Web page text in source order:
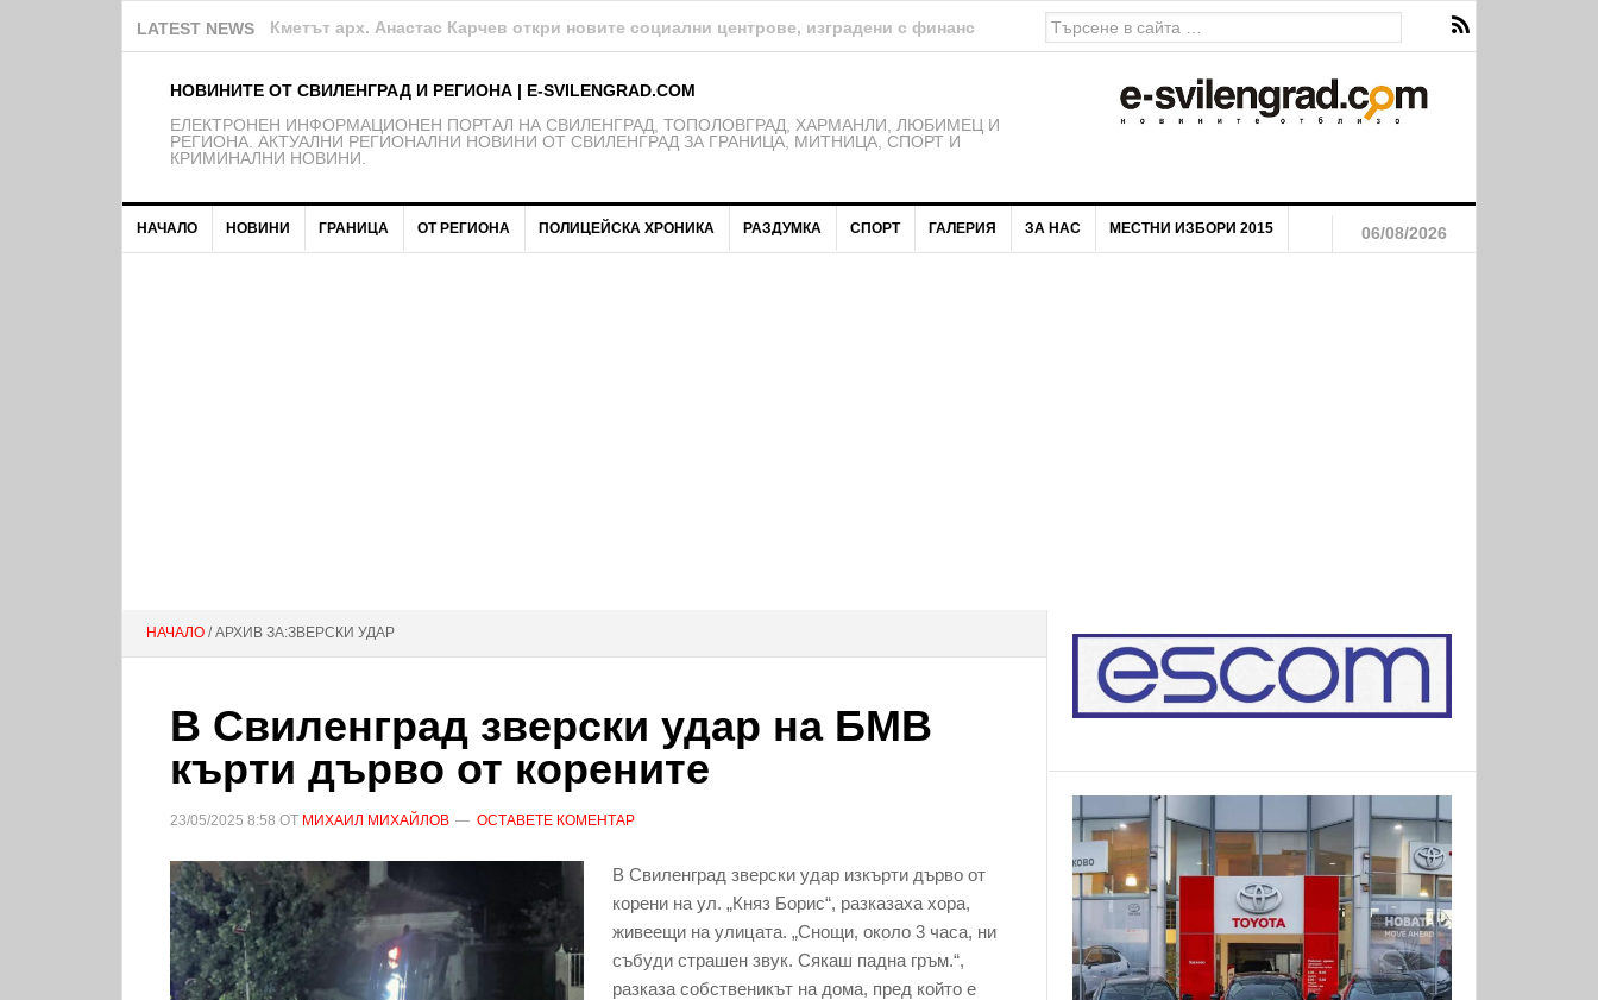
LATEST NEWS Община Свиленград продължава изпълнението на проект „Социално-икономическа интеграция на маргинализираните общности на територията на
НОВИНИТЕ ОТ СВИЛЕНГРАД И РЕГИОНА | E-SVILENGRAD.COM
EЛЕКТРОНЕН ИНФОРМАЦИОНЕН ПОРТАЛ НА СВИЛЕНГРАД, ТОПОЛОВГРАД, ХАРМАНЛИ, ЛЮБИМЕЦ И
РЕГИОНА. АКТУАЛНИ РЕГИОНАЛНИ НОВИНИ ОТ СВИЛЕНГРАД ЗА ГРАНИЦА, МИТНИЦА, СПОРТ И
КРИМИНАЛНИ НОВИНИ.
НАЧАЛО НОВИНИ ГРАНИЦА ОТ РЕГИОНА ПОЛИЦЕЙСКА ХРОНИКА РАЗДУМКА СПОРТ ГАЛЕРИЯ ЗА НАС МЕСТНИ ИЗБОРИ 2015 06/08/2026
НАЧАЛО / АРХИВ ЗА:ЗВЕРСКИ УДАР
В Свиленград зверски удар на БМВ
кърти дърво от корените
23/05/2025 8:58 ОТ МИХАИЛ МИХАЙЛОВ ОСТАВЕТЕ КОМЕНТАР
В Свиленград зверски удар изкърти дърво от
корени на ул. „Княз Борис“, разказаха хора,
живеещи на улицата. „Снощи, около 3 часа, ни
събуди страшен звук. Сякаш падна гръм.“,
разказа собственикът на дома, пред който е